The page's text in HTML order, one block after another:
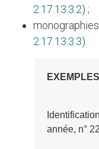
2.17.13.3.2) ;
2.17.13.3.3).
EXEMPLES
année, n°